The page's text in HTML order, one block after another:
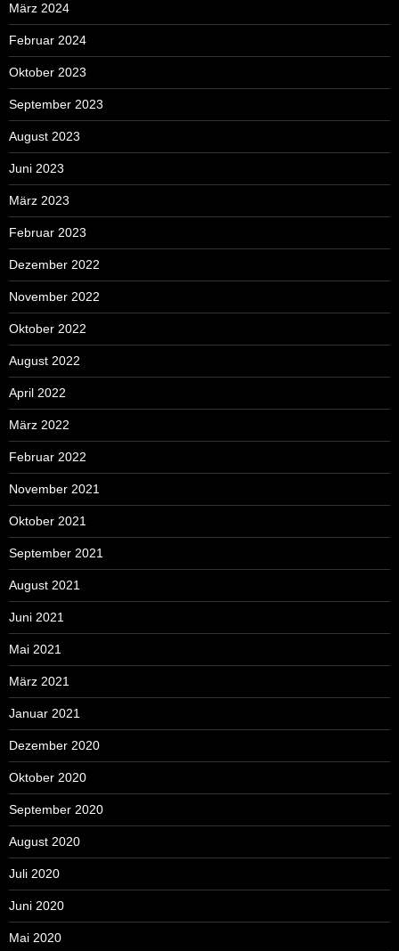
März 2024
Februar 2024
Oktober 2023
September 2023
August 2023
Juni 2023
März 2023
Februar 2023
Dezember 2022
November 2022
Oktober 2022
August 2022
April 2022
März 2022
Februar 2022
November 2021
Oktober 2021
September 2021
August 2021
Juni 2021
Mai 2021
März 2021
Januar 2021
Dezember 2020
Oktober 2020
September 2020
August 2020
Juli 2020
Juni 2020
Mai 2020